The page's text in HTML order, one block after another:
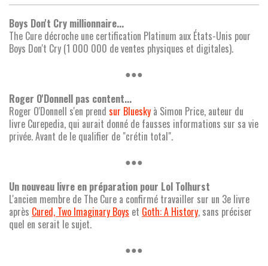
Boys Don't Cry millionnaire...
The Cure décroche une certification Platinum aux États-Unis pour
Boys Don't Cry (1 000 000 de ventes physiques et digitales).
●●●
Roger O'Donnell pas content...
Roger O'Donnell s'en prend sur Bluesky à Simon Price, auteur du
livre Curepedia, qui aurait donné de fausses informations sur sa vie
privée. Avant de le qualifier de "crétin total".
●●●
Un nouveau livre en préparation pour Lol Tolhurst
L'ancien membre de The Cure a confirmé travailler sur un 3e livre
après Cured, Two Imaginary Boys et Goth: A History, sans préciser
quel en serait le sujet.
●●●